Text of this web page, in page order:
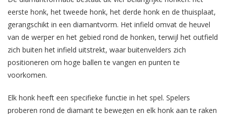
eerste honk, het tweede honk, het derde honk en de thuisplaat,
gerangschikt in een diamantvorm. Het infield omvat de heuvel
van de werper en het gebied rond de honken, terwijl het outfield
zich buiten het infield uitstrekt, waar buitenvelders zich
positioneren om hoge ballen te vangen en punten te
voorkomen.
Elk honk heeft een specifieke functie in het spel. Spelers
proberen rond de diamant te bewegen en elk honk aan te raken